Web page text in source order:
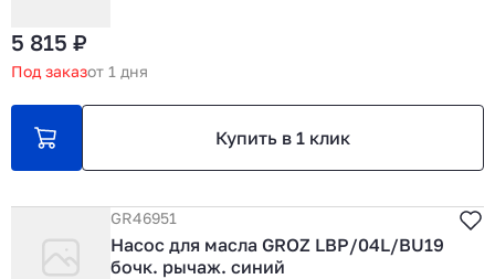
5 815 ₽
Под заказот 1 дня
Купить в 1 клик
GR46951
Насос для масла GROZ LBP/04L/BU19
бочк. рычаж. синий